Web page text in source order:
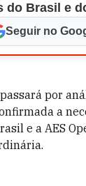
do Brasil e
Seguir no
por
a
e a AES